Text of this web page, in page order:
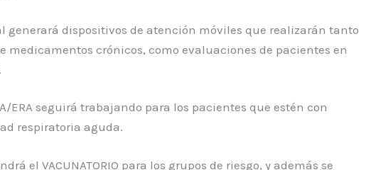
generará dispositivos de atención móviles que realizarán tanto
medicamentos crónicos, como evaluaciones de pacientes en
ERA seguirá trabajando para los pacientes que estén con
respiratoria aguda.
el VACUNATORIO para los grupos de riesgo, y además se